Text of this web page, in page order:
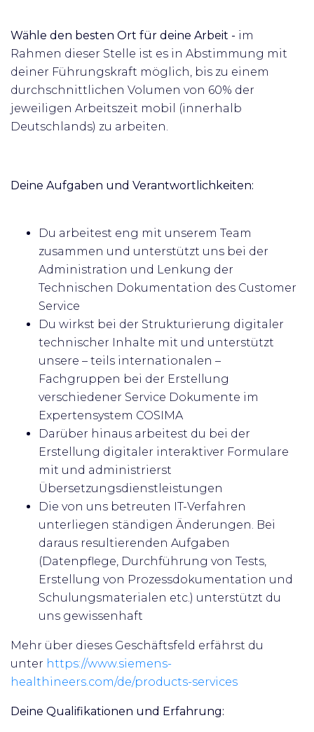
Wähle den besten Ort für deine Arbeit - im
Rahmen dieser Stelle ist es in Abstimmung mit
deiner Führungskraft möglich, bis zu einem
durchschnittlichen Volumen von 60% der
jeweiligen Arbeitszeit mobil (innerhalb
Deutschlands) zu arbeiten.
Deine Aufgaben und Verantwortlichkeiten:
Du arbeitest eng mit unserem Team
zusammen und unterstützt uns bei der
Administration und Lenkung der
Technischen Dokumentation des Customer
Service
Du wirkst bei der Strukturierung digitaler
technischer Inhalte mit und unterstützt
unsere – teils internationalen –
Fachgruppen bei der Erstellung
verschiedener Service Dokumente im
Expertensystem COSIMA
Darüber hinaus arbeitest du bei der
Erstellung digitaler interaktiver Formulare
mit und administrierst
Übersetzungsdienstleistungen
Die von uns betreuten IT-Verfahren
unterliegen ständigen Änderungen. Bei
daraus resultierenden Aufgaben
(Datenpflege, Durchführung von Tests,
Erstellung von Prozessdokumentation und
Schulungsmaterialen etc.) unterstützt du
uns gewissenhaft
Mehr über dieses Geschäftsfeld erfährst du
unter https://www.siemens-
healthineers.com/de/products-services
Deine Qualifikationen und Erfahrung: